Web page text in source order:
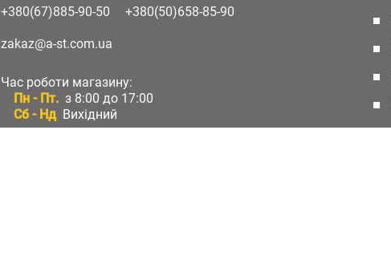
+380(67)885-90-50 +380(50)658-85-90
zakaz@a-st.com.ua
Час роботи магазину:
Пн - Пт. з 8:00 до 17:00
Сб - Нд Вихідний